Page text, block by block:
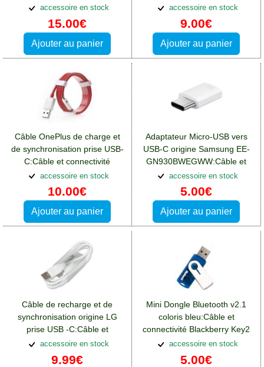
EP-DN930CWE
accessoire en stock
15.00€
Ajouter au panier
Key2
accessoire en stock
9.00€
Ajouter au panier
Câble OnePlus de charge et
de synchronisation prise USB-
C:Câble et connectivité
Blackberry Key2
accessoire en stock
10.00€
Ajouter au panier
Adaptateur Micro-USB vers
USB-C origine Samsung EE-
GN930BWEGWW:Câble et
connectivité Blackberry Key2
accessoire en stock
5.00€
Ajouter au panier
Câble de recharge et de
synchronisation origine LG
prise USB -C:Câble et
connectivité Blackberry Key2
accessoire en stock
9.99€
Mini Dongle Bluetooth v2.1
coloris bleu:Câble et
connectivité Blackberry Key2
accessoire en stock
5.00€